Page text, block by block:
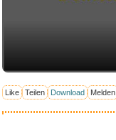
Like Teilen Download Melden